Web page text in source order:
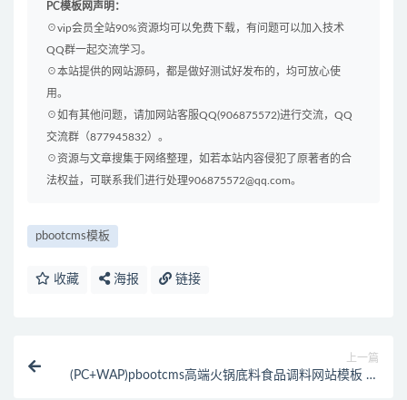
PC模板网声明：
☉vip会员全站90%资源均可以免费下载，有问题可以加入技术
QQ群一起交流学习。
☉本站提供的网站源码，都是做好测试好发布的，均可放心使
用。
☉如有其他问题，请加网站客服QQ(906875572)进行交流，QQ
交流群（877945832）。
☉资源与文章搜集于网络整理，如若本站内容侵犯了原著者的合
法权益，可联系我们进行处理906875572@qq.com。
pbootcms模板
收藏 海报 链接
上一篇
(PC+WAP)pbootcms高端火锅底料食品调料网站模板 营